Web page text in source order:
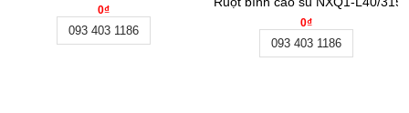
0₫
093 403 1186
0₫
093 403 1186